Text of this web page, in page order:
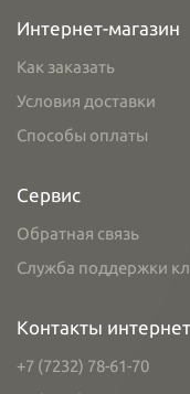
Интернет-магазин
Как заказать
Условия доставки
Способы оплаты
Сервис
Обратная связь
Служба поддержки
Контакты
+7 (7232) 78-61-70